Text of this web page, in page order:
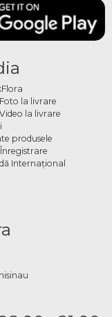
la livrare
la livrare
produsele
Internațional